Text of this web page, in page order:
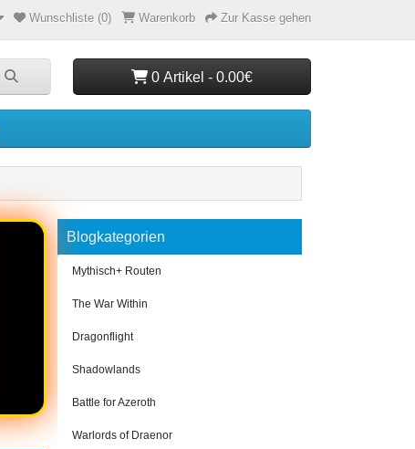
Wunschliste (0) Warenkorb Zur Kasse gehen
0 Artikel - 0.00€
Blogkategorien
Mythisch+ Routen
The War Within
Dragonflight
Shadowlands
Battle for Azeroth
Warlords of Draenor